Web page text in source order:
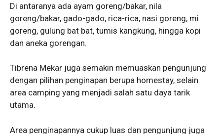
Di antaranya ada ayam goreng/bakar, nila
goreng/bakar, gado-gado, rica-rica, nasi goreng, mi
goreng, gulung bat bat, tumis kangkung, hingga kopi
dan aneka gorengan.
Tibrena Mekar juga semakin memuaskan pengunjung
dengan pilihan penginapan berupa homestay, selain
area camping yang menjadi salah satu daya tarik
utama.
Area penginapannya cukup luas dan pengunjung juga